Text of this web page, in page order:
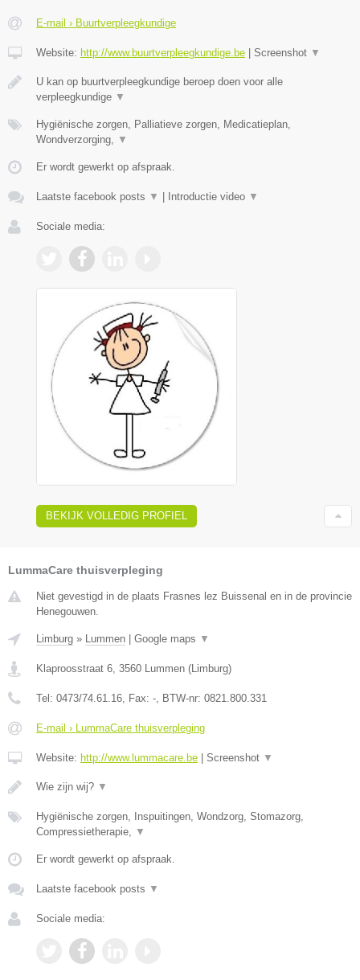
E-mail › Buurtverpleegkundige
Website: http://www.buurtverpleegkundige.be Screenshot ▼
U kan op buurtverpleegkundige beroep doen voor alle
verpleegkundige ▼
Hygiënische zorgen, Palliatieve zorgen, Medicatieplan,
Wondverzorging,
▼
Er wordt gewerkt op afspraak.
Laatste facebook posts ▼ Introductie video ▼
Sociale media:
BEKIJK VOLLEDIG PROFIEL
LummaCare thuisverpleging
Niet gevestigd in de plaats Frasnes lez Buissenal en in de provincie
Henegouwen.
Limburg » Lummen Google maps ▼
Klaproosstraat 6, 3560 Lummen (Limburg)
Tel: 0473/74.61.16, Fax: -, BTW-nr: 0821.800.331
E-mail › LummaCare thuisverpleging
Website: http://www.lummacare.be Screenshot ▼
Wie zijn wij? ▼
Hygiënische zorgen, Inspuitingen, Wondzorg, Stomazorg,
Compressietherapie, ▼
Er wordt gewerkt op afspraak.
Laatste facebook posts ▼
Sociale media: